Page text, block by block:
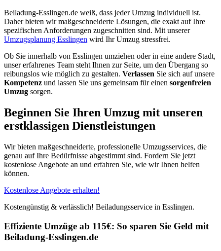
Beiladung-Esslingen.de weiß, dass jeder Umzug individuell ist.
Daher bieten wir maßgeschneiderte Lösungen, die exakt auf Ihre
spezifischen Anforderungen zugeschnitten sind. Mit unserer
Umzugsplanung Esslingen wird Ihr Umzug stressfrei.
Ob Sie innerhalb von Esslingen umziehen oder in eine andere Stadt,
unser erfahrenes Team steht Ihnen zur Seite, um den Übergang so
reibungslos wie möglich zu gestalten. Verlassen Sie sich auf unsere
Kompetenz und lassen Sie uns gemeinsam für einen sorgenfreien
Umzug sorgen.
Beginnen Sie Ihren Umzug mit unseren
erstklassigen Dienstleistungen
Wir bieten maßgeschneiderte, professionelle Umzugsservices, die
genau auf Ihre Bedürfnisse abgestimmt sind. Fordern Sie jetzt
kostenlose Angebote an und erfahren Sie, wie wir Ihnen helfen
können.
Kostenlose Angebote erhalten!
Kostengünstig & verlässlich! Beiladungsservice in Esslingen.
Effiziente Umzüge ab 115€: So sparen Sie Geld mit
Beiladung-Esslingen.de